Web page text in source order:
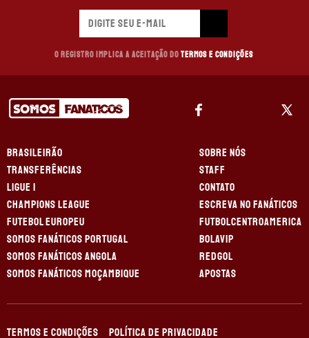
O registro implica a aceitação do Termos e Condições
BRASILEIRÃO
TRANSFERÊNCIAS
LIGUE 1
CHAMPIONS LEAGUE
FUTEBOL EUROPEU
SOMOS FANÁTICOS PORTUGAL
SOMOS FANÁTICOS ANGOLA
SOMOS FANÁTICOS MOÇAMBIQUE
SOBRE NÓS
STAFF
CONTATO
ESCREVA NO FANÁTICOS
FUTBOLCENTROAMERICA
BOLAVIP
REDGOL
APOSTAS
TERMOS E CONDIÇÕES POLÍTICA DE PRIVACIDADE